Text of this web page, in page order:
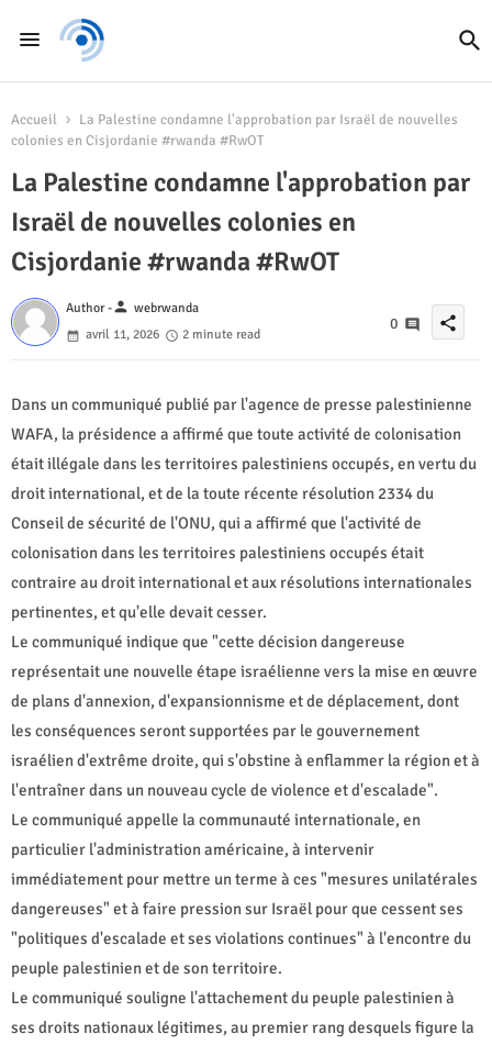
Accueil
La Palestine condamne l'approbation par Israël de nouvelles
colonies en Cisjordanie #rwanda #RwOT
La Palestine condamne l'approbation par
Israël de nouvelles colonies en
Cisjordanie #rwanda #RwOT
Author -person webrwanda
avril 11, 2026
2 minute read
0 share
Dans un communiqué publié par l'agence de presse palestinienne
WAFA, la présidence a affirmé que toute activité de colonisation
était illégale dans les territoires palestiniens occupés, en vertu du
droit international, et de la toute récente résolution 2334 du
Conseil de sécurité de l'ONU, qui a affirmé que l'activité de
colonisation dans les territoires palestiniens occupés était
contraire au droit international et aux résolutions internationales
pertinentes, et qu'elle devait cesser.
Le communiqué indique que "cette décision dangereuse
représentait une nouvelle étape israélienne vers la mise en œuvre
de plans d'annexion, d'expansionnisme et de déplacement, dont
les conséquences seront supportées par le gouvernement
israélien d'extrême droite, qui s'obstine à enflammer la région et à
l'entraîner dans un nouveau cycle de violence et d'escalade".
Le communiqué appelle la communauté internationale, en
particulier l'administration américaine, à intervenir
immédiatement pour mettre un terme à ces "mesures unilatérales
dangereuses" et à faire pression sur Israël pour que cessent ses
"politiques d'escalade et ses violations continues" à l'encontre du
peuple palestinien et de son territoire.
Le communiqué souligne l'attachement du peuple palestinien à
ses droits nationaux légitimes, au premier rang desquels figure la